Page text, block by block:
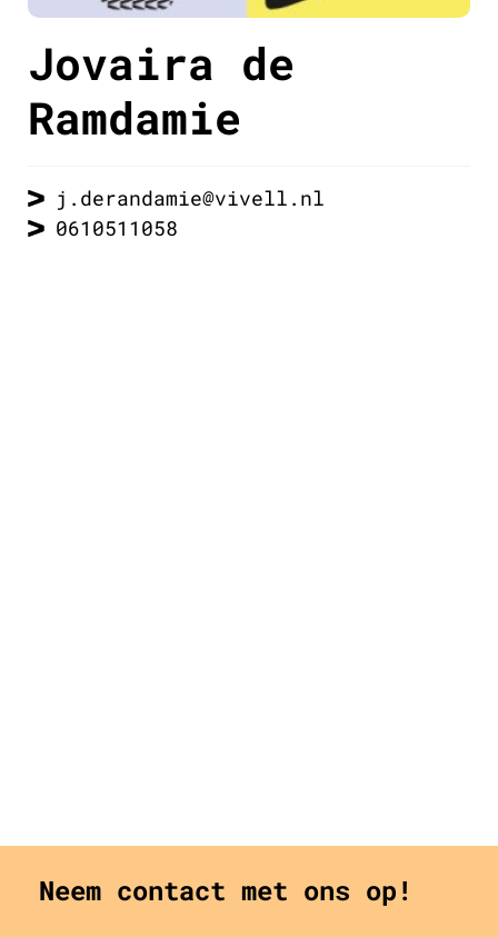
Jovaira de
Ramdamie
j.derandamie@vivell.nl
0610511058
Neem contact met ons op!